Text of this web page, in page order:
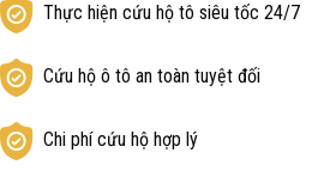
Thực hiện cứu hộ tô siêu tốc 24/7
Cứu hộ ô tô an toàn tuyệt đối
Chi phí cứu hộ hợp lý